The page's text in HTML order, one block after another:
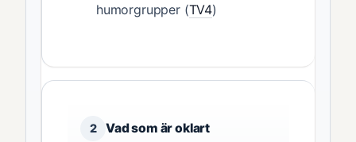
humorgrupper (TV4)
2 Vad som är oklart